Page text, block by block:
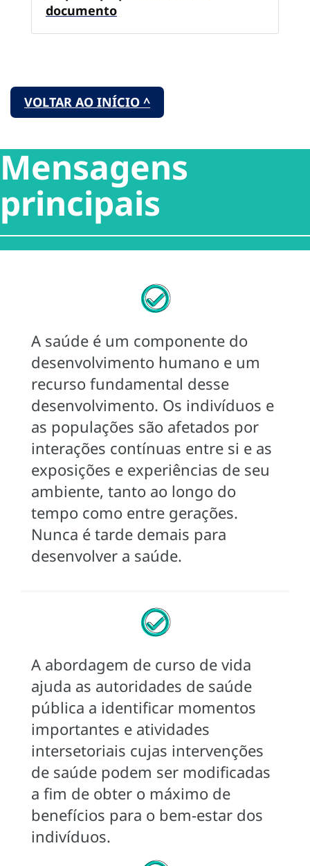
documento
VOLTAR AO INÍCIO ^
Mensagens
principais
A saúde é um componente do
desenvolvimento humano e um
recurso fundamental desse
desenvolvimento. Os indivíduos e
as populações são afetados por
interações contínuas entre si e as
exposições e experiências de seu
ambiente, tanto ao longo do
tempo como entre gerações.
Nunca é tarde demais para
desenvolver a saúde.
A abordagem de curso de vida
ajuda as autoridades de saúde
pública a identificar momentos
importantes e atividades
intersetoriais cujas intervenções
de saúde podem ser modificadas
a fim de obter o máximo de
benefícios para o bem-estar dos
indivíduos.